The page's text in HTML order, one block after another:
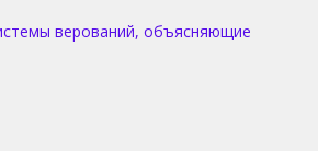
верований, объясняющие